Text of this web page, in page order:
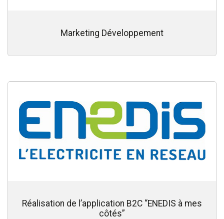
Marketing Développement
Réalisation de l’application B2C “ENEDIS à mes
côtés”